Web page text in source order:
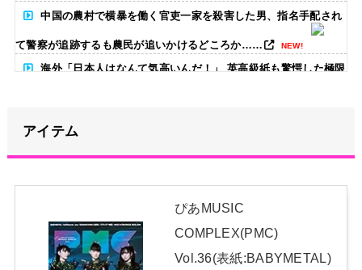
中国の農村で横暴を働く官吏一家を殺害した男、指名手配され
て警察が追跡するも農民が追いかけるどころか…… NEW!
海外「日本人はなんて気高いんだ！」 英高級紙も驚愕した極限
【画像】たぬき系女優はやっぱええな NEW!
期別のあやてぃーへのメッセージがコチラ！！！【乃木坂46】
NEW!
日本独自企画・限定生産盤「METAL FORTH (DELUXE
アイテム
ぴあMUSIC
COMPLEX(PMC)
Vol.36(表紙:BABYMETAL)